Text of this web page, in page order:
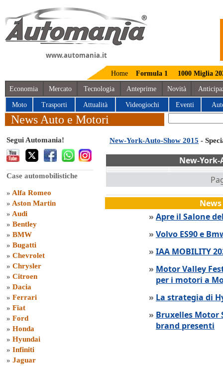
www.automania.it
Home Formula 1 1000 Miglia
Economia Mercato Tecnologia Anteprime Novità
Moto Trasporti Attualità Videogiochi Eventi
News Auto e Motori
Segui Automania!
Case automobilistiche
» Alfa Romeo
» Aston Martin
» Audi
» Bentley
» BMW
» Bugatti
» Chevrolet
» Chrysler
» Citroen
» Dacia
» Ferrari
» Fiat
» Ford
» Honda
» Hyundai
» Infiniti
» Jaguar
New-York-Auto-Show 2015 -
New-York-
» Apre il Salone
» Volvo ES90 e
» IAA MOBILITY
» Motor Valley
per i motori a
» La strategia di
» Bruxelles Motor
brand presenti